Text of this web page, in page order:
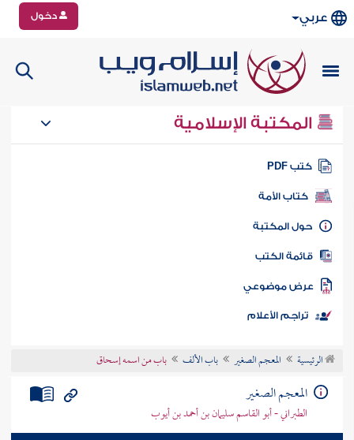
عربي دخول
المكتبة الإسلامية
كتب PDF
كتاب الأمة
المكتبة
الكتب
موضوعي
تراجم الأعلام
الرئيسية المعجم الصغير باب الألف باب من اسمه إسحاق
المعجم الصغير
الطبراني - أبو القاسم سليمان بن أحمد بن أيوب